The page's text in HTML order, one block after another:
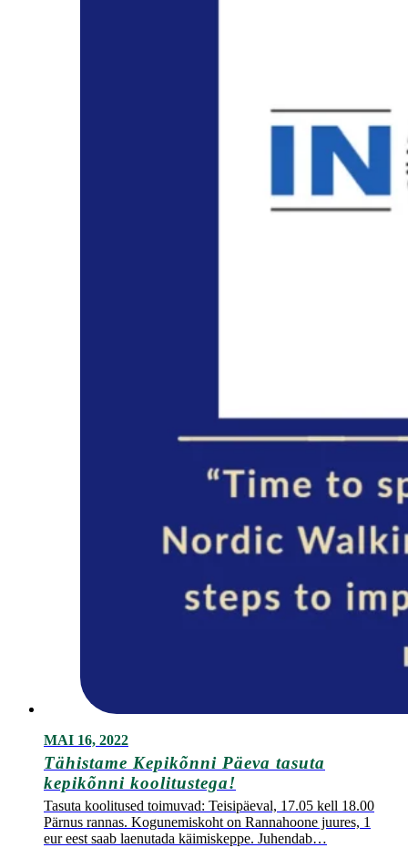
MAI 16, 2022
Tähistame Kepikõnni Päeva tasuta
kepikõnni koolitustega!
Tasuta koolitused toimuvad: Teisipäeval, 17.05 kell 18.00
Pärnus rannas. Kogunemiskoht on Rannahoone juures, 1
eur eest saab laenutada käimiskeppe. Juhendab…